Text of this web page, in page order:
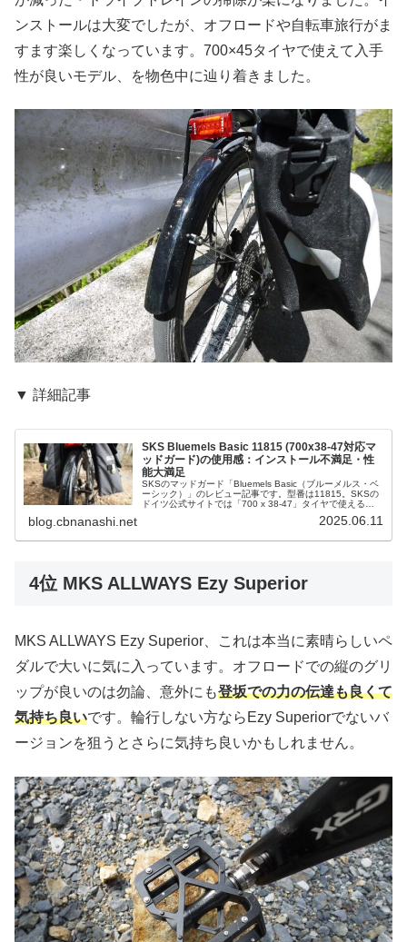
ンストールは大変でしたが、オフロードや自転車旅行がま
すます楽しくなっています。700×45タイヤで使えて入手
性が良いモデル、を物色中に辿り着きました。
▼ 詳細記事
SKS Bluemels Basic 11815 (700x38-47対応マ
ッドガード)の使用感：インストール不満足・性
能大満足
SKSのマッドガード「Bluemels Basic（ブルーメルス・ベ
ーシック）」のレビュー記事です。型番は11815。SKSの
ドイツ公式サイトでは「700 x 38-47」タイヤで使えると
blog.cbnanashi.net 2025.06.11
4位 MKS ALLWAYS Ezy Superior
MKS ALLWAYS Ezy Superior、これは本当に素晴らしいペ
ダルで大いに気に入っています。オフロードでの縦のグリ
ップが良いのは勿論、意外にも登坂での力の伝達も良くて
気持ち良いです。輪行しない方ならEzy Superiorでないバ
ージョンを狙うとさらに気持ち良いかもしれません。